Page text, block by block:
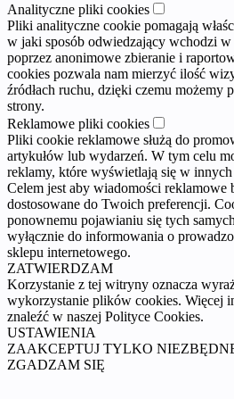
Analityczne pliki cookies
Pliki analityczne cookie pomagają
w jaki sposób odwiedzający wchodzi w
poprzez anonimowe zbieranie i
cookies pozwala nam mierzyć ilość
źródłach ruchu, dzięki czemu możemy
strony.
Reklamowe pliki cookies
Pliki cookie reklamowe służą do
artykułów lub wydarzeń. W tym celu
reklamy, które wyświetlają się w
Celem jest aby wiadomości reklamowe
dostosowane do Twoich preferencji.
ponownemu pojawianiu się tych
wyłącznie do informowania o
sklepu internetowego.
ZATWIERDZAM
Korzystanie z tej witryny oznacza
wykorzystanie plików cookies. Więcej
znaleźć w naszej Polityce Cookies.
USTAWIENIA
ZAAKCEPTUJ TYLKO
ZGADZAM SIĘ